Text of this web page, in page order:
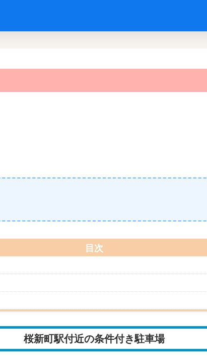
目次
桜新町駅付近の条件付き駐車場